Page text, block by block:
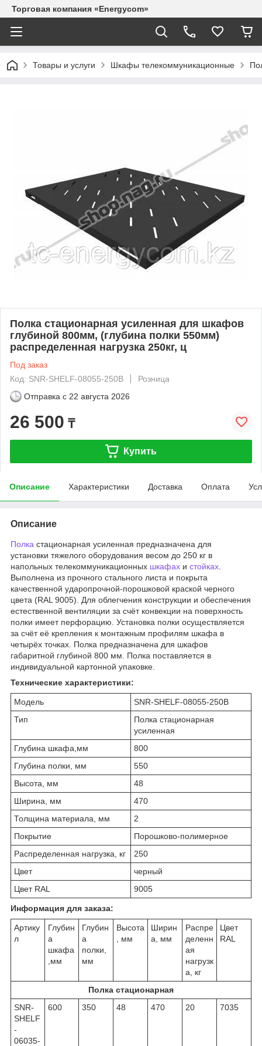
Торговая компания «Energycom»
Товары и услуги Шкафы телекоммуникационные
Полка стационарная усиленная для шкафов
глубиной 800мм, (глубина полки 550мм)
распределенная нагрузка 250кг, ц
Под заказ
Код: SNR-SHELF-08055-250B
Розница
Отправка с 22 августа 2026
26 500 ₸
Купить
Описание Характеристики Доставка Оплата
Описание
Полка стационарная усиленная предназначена для
установки тяжелого оборудования весом до 250 кг в
напольных телекоммуникационных шкафах и стойках
Выполнена из прочного стального листа и покрыта
качественной ударопрочной-порошковой краской черного
цвета (RAL 9005). Для облегчения конструкции и обеспечения
естественной вентиляции за счёт конвекции на поверхность
полки имеет перфорацию. Установка полки осуществляется
за счёт её крепления к монтажным профилям шкафа в
четырёх точках. Полка предназначена для шкафов
габаритной глубиной 800 мм. Полка поставляется в
индивидуальной картонной упаковке.
Технические характеристики:
Модель
SNR-SHELF-08055-250B
Тип
Полка стационарная
усиленная
Глубина шкафа,мм
800
Глубина полки, мм
550
Высота, мм
48
Ширина, мм
470
Толщина материала, мм
2
Покрытие
Порошково-полимерное
Распределенная нагрузка, кг
250
Цвет
черный
Цвет RAL
9005
Информация для заказа:
Артику
л
Глубин
а
шкафа
,мм
Глубин
а
полки,
мм
Высота
, мм
Ширин
а, мм
Распре
деленн
ая
нагрузк
а, кг
Цвет
RAL
Полка стационарная
SNR-
SHELF
-
06035-
600 350 48 470 20 7035